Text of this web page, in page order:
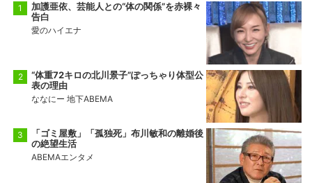
加護亜依、芸能人との“体の関係”を赤裸々
告白
愛のハイエナ
“体重72キロの北川景子”ぽっちゃり体型公
表の理由
ななにー 地下ABEMA
「ゴミ屋敷」「孤独死」布川敏和の離婚後
の絶望生活
ABEMAエンタメ